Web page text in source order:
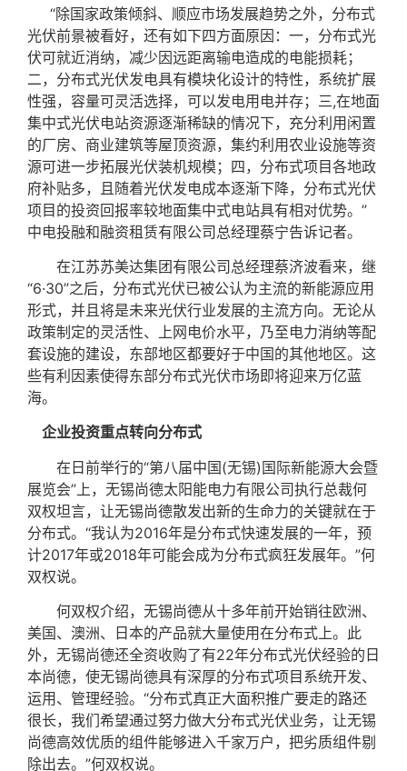
“除国家政策倾斜、顺应市场发展趋势之外，分布式
光伏前景被看好，还有如下四方面原因：一，分布式光
伏可就近消纳，减少因远距离输电造成的电能损耗；
二，分布式光伏发电具有模块化设计的特性，系统扩展
性强，容量可灵活选择，可以发电用电并存；三,在地面
集中式光伏电站资源逐渐稀缺的情况下，充分利用闲置
的厂房、商业建筑等屋顶资源，集约利用农业设施等资
源可进一步拓展光伏装机规模；四，分布式项目各地政
府补贴多，且随着光伏发电成本逐渐下降，分布式光伏
项目的投资回报率较地面集中式电站具有相对优势。”
中电投融和融资租赁有限公司总经理蔡宁告诉记者。
在江苏苏美达集团有限公司总经理蔡济波看来，继
“6·30”之后，分布式光伏已被公认为主流的新能源应用
形式，并且将是未来光伏行业发展的主流方向。无论从
政策制定的灵活性、上网电价水平，乃至电力消纳等配
套设施的建设，东部地区都要好于中国的其他地区。这
些有利因素使得东部分布式光伏市场即将迎来万亿蓝
海。
企业投资重点转向分布式
在日前举行的“第八届中国(无锡)国际新能源大会暨
展览会”上，无锡尚德太阳能电力有限公司执行总裁何
双权坦言，让无锡尚德散发出新的生命力的关键就在于
分布式。“我认为2016年是分布式快速发展的一年，预
计2017年或2018年可能会成为分布式疯狂发展年。”何
双权说。
何双权介绍，无锡尚德从十多年前开始销往欧洲、
美国、澳洲、日本的产品就大量使用在分布式上。此
外，无锡尚德还全资收购了有22年分布式光伏经验的日
本尚德，使无锡尚德具有深厚的分布式项目系统开发、
运用、管理经验。“分布式真正大面积推广要走的路还
很长，我们希望通过努力做大分布式光伏业务，让无锡
尚德高效优质的组件能够进入千家万户，把劣质组件剔
除出去。”何双权说。